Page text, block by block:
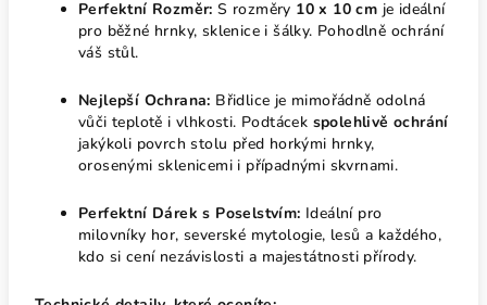
Perfektní Rozměr: S rozměry 10 x 10 cm je ideální
pro běžné hrnky, sklenice i šálky. Pohodlně ochrání
váš stůl.
Nejlepší Ochrana: Břidlice je mimořádně odolná
vůči teplotě i vlhkosti. Podtácek spolehlivě ochrání
jakýkoli povrch stolu před horkými hrnky,
orosenými sklenicemi i případnými skvrnami.
Perfektní Dárek s Poselstvím: Ideální pro
milovníky hor, severské mytologie, lesů a každého,
kdo si cení nezávislosti a majestátnosti přírody.